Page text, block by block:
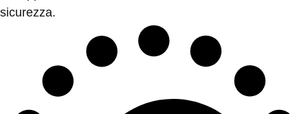
sicurezza.